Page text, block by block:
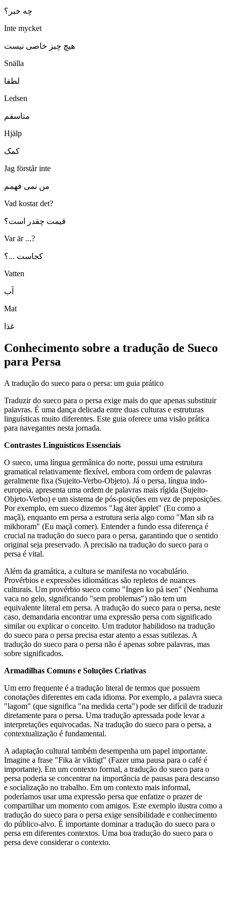
چه خبر؟
Inte mycket
هیچ چیز خاصی نیست
Snälla
لطفا
Ledsen
متاسفم
Hjälp
کمک
Jag förstår inte
من نمی فهمم
Vad kostar det?
قیمت چقدر است؟
Var är ...?
کجاست ...؟
Vatten
آب
Mat
غذا
Conhecimento sobre a tradução de Sueco
para Persa
A tradução do sueco para o persa: um guia prático
Traduzir do sueco para o persa exige mais do que apenas substituir
palavras. É uma dança delicada entre duas culturas e estruturas
linguísticas muito diferentes. Este guia oferece uma visão prática
para navegantes nesta jornada.
Contrastes Linguísticos Essenciais
O sueco, uma língua germânica do norte, possui uma estrutura
gramatical relativamente flexível, embora com ordem de palavras
geralmente fixa (Sujeito-Verbo-Objeto). Já o persa, língua indo-
europeia, apresenta uma ordem de palavras mais rígida (Sujeito-
Objeto-Verbo) e um sistema de pós-posições em vez de preposições.
Por exemplo, em sueco dizemos "Jag äter äpplet" (Eu como a
maçã), enquanto em persa a estrutura seria algo como "Man sib ra
mikhoram" (Eu maçã comer). Entender a fundo essa diferença é
crucial na tradução do sueco para o persa, garantindo que o sentido
original seja preservado. A precisão na tradução do sueco para o
persa é vital.
Além da gramática, a cultura se manifesta no vocabulário.
Provérbios e expressões idiomáticas são repletos de nuances
culturais. Um provérbio sueco como "Ingen ko på isen" (Nenhuma
vaca no gelo, significando "sem problemas") não tem um
equivalente literal em persa. A tradução do sueco para o persa, neste
caso, demandaria encontrar uma expressão persa com significado
similar ou explicar o conceito. Um tradutor habilidoso na tradução
do sueco para o persa precisa estar atento a essas sutilezas. A
tradução do sueco para o persa não é apenas sobre palavras, mas
sobre significados.
Armadilhas Comuns e Soluções Criativas
Um erro frequente é a tradução literal de termos que possuem
conotações diferentes em cada idioma. Por exemplo, a palavra sueca
"lagom" (que significa "na medida certa") pode ser difícil de traduzir
diretamente para o persa. Uma tradução apressada pode levar a
interpretações equivocadas. Na tradução do sueco para o persa, a
contextualização é fundamental.
A adaptação cultural também desempenha um papel importante.
Imagine a frase "Fika är viktigt" (Fazer uma pausa para o café é
importante). Em um contexto formal, a tradução do sueco para o
persa poderia se concentrar na importância de pausas para descanso
e socialização no trabalho. Em um contexto mais informal,
poderíamos usar uma expressão persa que enfatize o prazer de
compartilhar um momento com amigos. Este exemplo ilustra como a
tradução do sueco para o persa exige sensibilidade e conhecimento
do público-alvo. É importante dominar a tradução do sueco para o
persa em diferentes contextos. Uma boa tradução do sueco para o
persa deve considerar o contexto.